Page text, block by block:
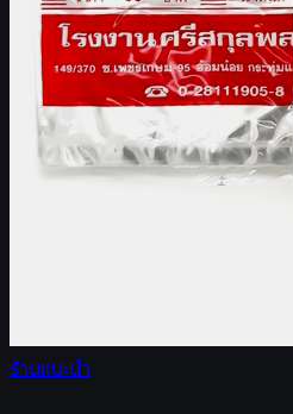
ร้านแนะนำ